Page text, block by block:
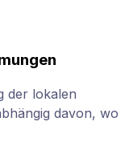
der lokalen
davon, wo